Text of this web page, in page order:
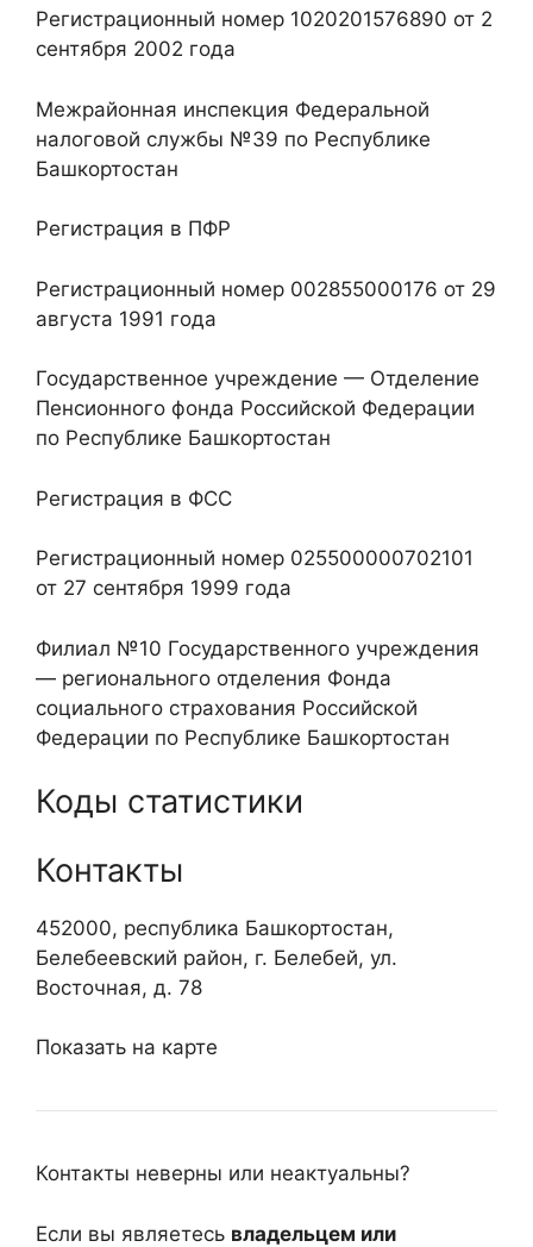
Регистрационный номер 1020201576890 от 2
сентября 2002 года
Межрайонная инспекция Федеральной
налоговой службы №39 по Республике
Башкортостан
Регистрация в ПФР
Регистрационный номер 002855000176 от 29
августа 1991 года
Государственное учреждение — Отделение
Пенсионного фонда Российской Федерации
по Республике Башкортостан
Регистрация в ФСС
Регистрационный номер 025500000702101
от 27 сентября 1999 года
Филиал №10 Государственного учреждения
— регионального отделения Фонда
социального страхования Российской
Федерации по Республике Башкортостан
Коды статистики
Контакты
452000, республика Башкортостан,
Белебеевский район, г. Белебей, ул.
Восточная, д. 78
Показать на карте
Контакты неверны или неактуальны?
Если вы являетесь владельцем или